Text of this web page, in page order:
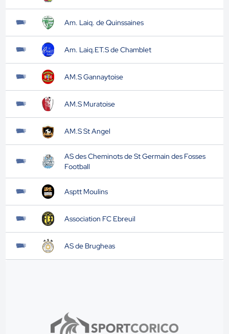
Am. Laiq. de Quinssaines
Am. Laiq.ET.S de Chamblet
AM.S Gannaytoise
AM.S Muratoise
AM.S St Angel
AS des Cheminots de St Germain des Fosses
Football
Asptt Moulins
Association FC Ebreuil
AS de Brugheas